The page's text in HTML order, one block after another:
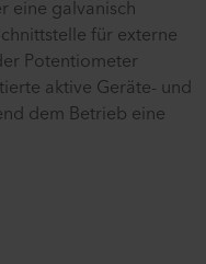
eine galvanisch
für externe
Potentiometer
aktive Geräte- und
dem Betrieb eine